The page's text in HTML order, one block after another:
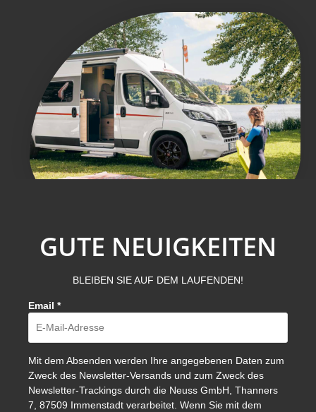
GUTE NEUIGKEITEN
BLEIBEN SIE AUF DEM LAUFENDEN!
Email *
Mit dem Absenden werden Ihre angegebenen Daten zum
Zweck des Newsletter-Versands und zum Zweck des
Newsletter-Trackings durch die Neuss GmbH, Thanners
7, 87509 Immenstadt verarbeitet. Wenn Sie mit dem